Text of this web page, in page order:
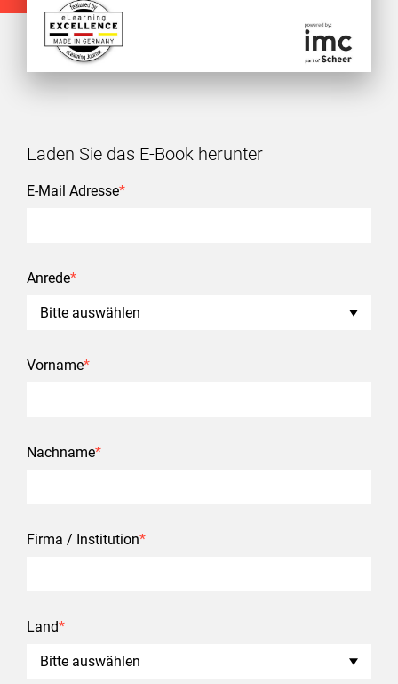
Laden Sie das E-Book herunter
E-Mail Adresse*
Anrede*
Vorname*
Nachname*
Firma / Institution*
Land*